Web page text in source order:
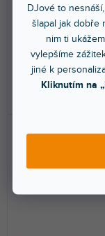
DJové to
šlapal jak dobře
nim ti
vylepšíme
jiné k
Kliknutím na
49 Kč
RCA konektor -
značení.